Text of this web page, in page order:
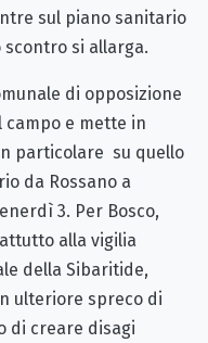
sul piano sanitario
scontro si allarga.
di opposizione
campo e mette in
particolare su quello
da Rossano a
3. Per Bosco,
alla vigilia
della Sibaritide,
ulteriore spreco di
di creare disagi